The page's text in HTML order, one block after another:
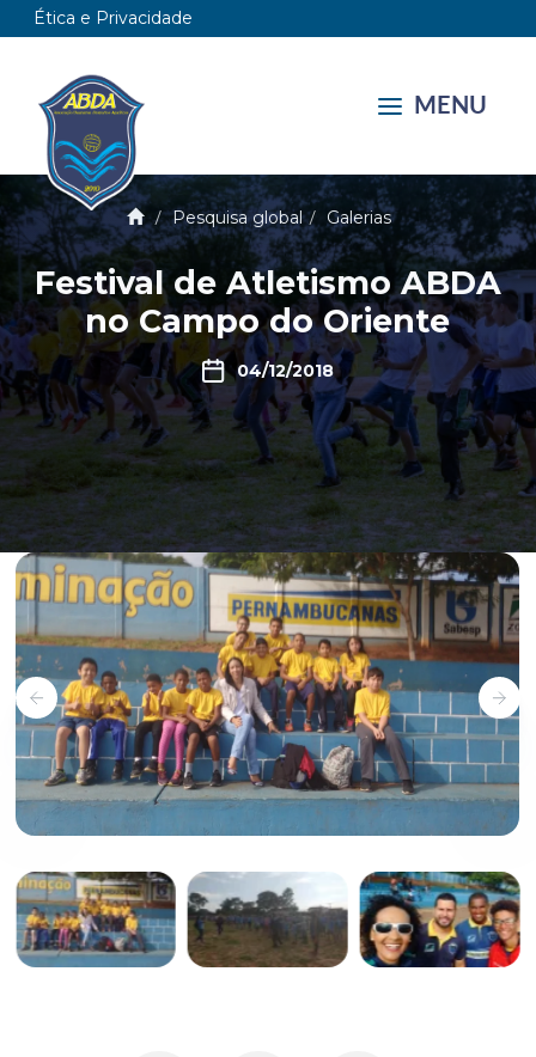
Ética e Privacidade
MENU
Pesquisa global Galerias
Festival de Atletismo ABDA
no Campo do Oriente
04/12/2018